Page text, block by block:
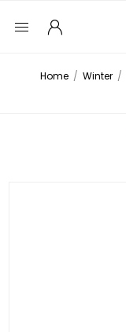
Home / Winter /